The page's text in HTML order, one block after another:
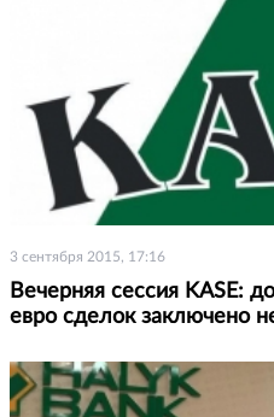
3 сентября 2015, 17:16
Вечерняя сессия KASE:
евро сделок заключено